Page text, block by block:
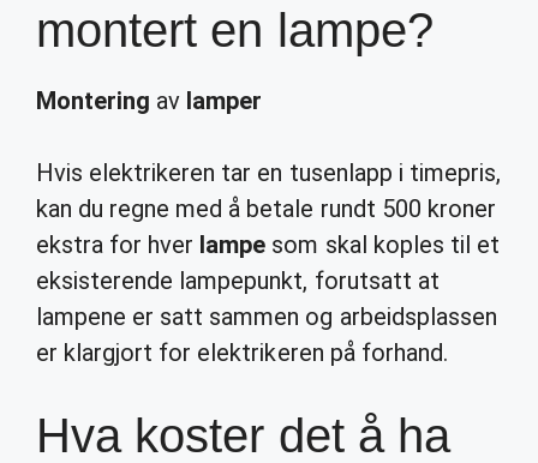
montert en lampe?
Montering av lamper
Hvis elektrikeren tar en tusenlapp i timepris,
kan du regne med å betale rundt 500 kroner
ekstra for hver lampe som skal koples til et
eksisterende lampepunkt, forutsatt at
lampene er satt sammen og arbeidsplassen
er klargjort for elektrikeren på forhand.
Hva koster det å ha